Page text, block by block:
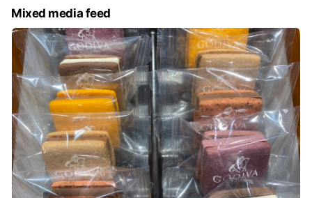
Mixed media feed